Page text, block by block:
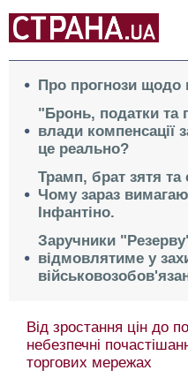
Про прогнози щодо
"Бронь, податки та
влади компенсації
це реально?
Трамп, брат зятя та
Чому зараз
Інфантіно.
Заручники
відмовлятиме у
Від зростання цін до
небезпечні
торгових мережах